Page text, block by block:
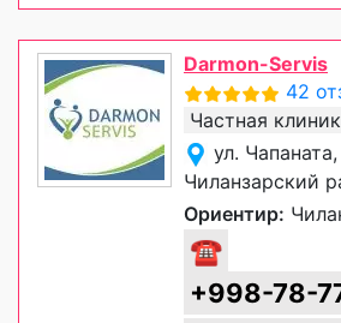
Darmon-Servis
42
Частная
ул.
Чиланзарский
Ориентир:
☎
+998-78-